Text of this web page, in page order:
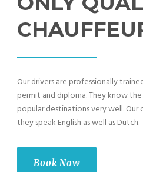
Our drivers are professionally
permit and diploma. They know the
popular destinations very well. Our
they speak English as well as Dutch.
Book Now